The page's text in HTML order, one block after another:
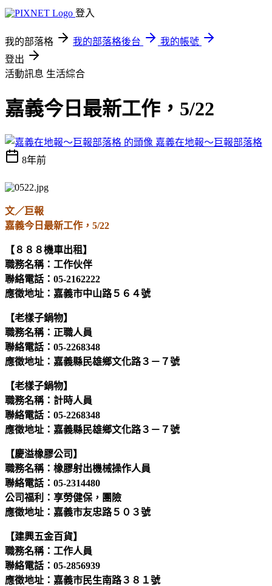
登入
我的部落格 我的部落格後台
我的帳號
登出
活動訊息 生活綜合
嘉義今日最新工作，5/22
嘉義在地報～巨報部落格
8年前
文／巨報
嘉義今日最新工作，5/22
【８８８機車出租】
職務名稱：工作伙伴
聯絡電話：05-2162222
應徵地址：嘉義市中山路５６４號
【老樣子鍋物】
職務名稱：正職人員
聯絡電話：05-2268348
應徵地址：嘉義縣民雄鄉文化路３－７號
【老樣子鍋物】
職務名稱：計時人員
聯絡電話：05-2268348
應徵地址：嘉義縣民雄鄉文化路３－７號
【慶溢橡膠公司】
職務名稱：橡膠射出機械操作人員
聯絡電話：05-2314480
公司福利：享勞健保，團險
應徵地址：嘉義市友忠路５０３號
【建興五金百貨】
職務名稱：工作人員
聯絡電話：05-2856939
應徵地址：嘉義市民生南路３８１號